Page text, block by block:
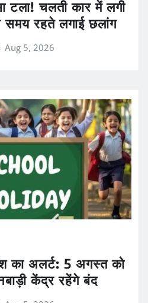
टला! चलती कार में लगी
रहते लगाई छलांग
Aug 5, 2026
का अलर्ट: 5 अगस्त को
केंद्र रहेंगे बंद